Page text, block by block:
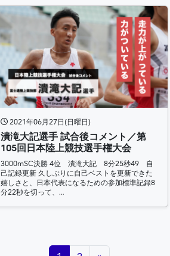
2021年06月27日(日曜日)
潰滝大記選手 試合後コメント／第
105回日本陸上競技選手権大会
3000mSC決勝 4位 潰滝大記 8分25秒49 自
己記録更新 久しぶりに自己ベストを更新できた
嬉しさと、日本代表になるための参加標準記録8
分22秒を切って、…